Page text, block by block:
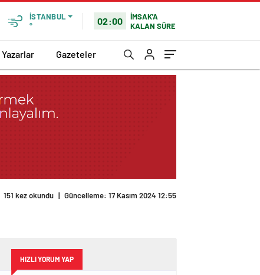
İSTANBUL
°
02:00
İMSAK'A
KALAN SÜRE
Yazarlar Gazeteler
151 kez okundu | Güncelleme: 17 Kasım 2024 12:55
HIZLI YORUM YAP